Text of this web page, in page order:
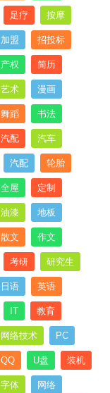
足疗 按摩
加盟 招投标
产权 简历
艺术 漫画
舞蹈 书法
汽配 汽车
汽配 轮胎
全屋 定制
油漆 地板
散文 作文
考研 研究生
日语 英语
IT 教育
网络技术 PC
QQ U盘 装机
字体 网络